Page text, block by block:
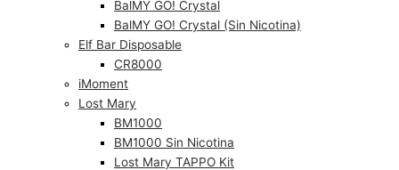
BalMY GO! Crystal
BalMY GO! Crystal (Sin Nicotina)
Elf Bar Disposable
CR8000
iMoment
Lost Mary
BM1000
BM1000 Sin Nicotina
Lost Mary TAPPO Kit